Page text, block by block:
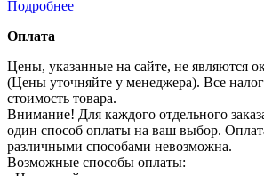
Подробнее
Оплата
Цены, указанные на сайте, не являются
(Цены уточняйте у менеджера). Все
стоимость товара.
Внимание! Для каждого отдельного
один способ оплаты на ваш выбор.
различными способами невозможна.
Возможные способы оплаты: